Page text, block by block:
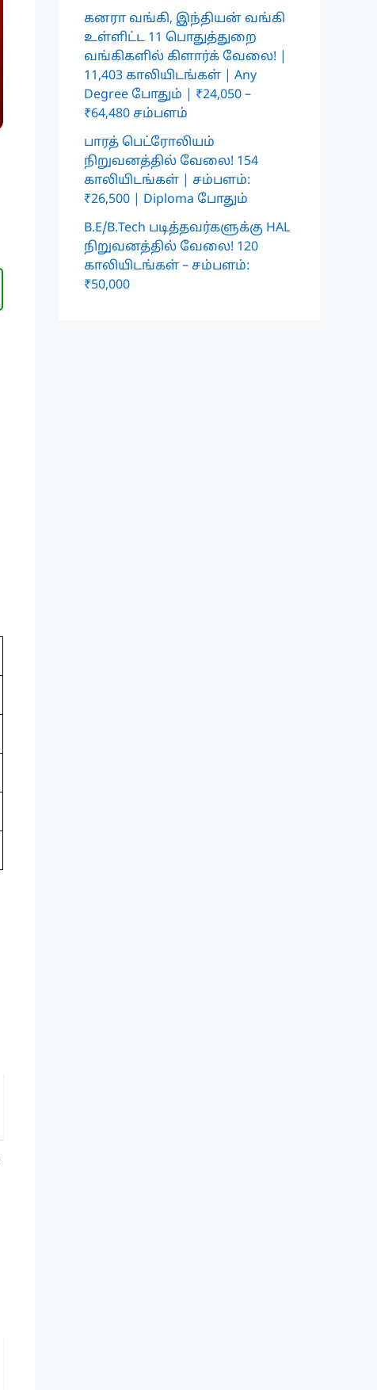
கனரா வங்கி, இந்தியன் வங்கி
உள்ளிட்ட 11 பொதுத்துறை
வங்கிகளில் கிளார்க் வேலை! |
11,403 காலியிடங்கள் | Any
Degree போதும் | ₹24,050 –
₹64,480 சம்பளம்
பாரத் பெட்ரோலியம்
நிறுவனத்தில் வேலை! 154
காலியிடங்கள் | சம்பளம்:
₹26,500 | Diploma போதும்
B.E/B.Tech படித்தவர்களுக்கு HAL
நிறுவனத்தில் வேலை! 120
காலியிடங்கள் – சம்பளம்:
₹50,000